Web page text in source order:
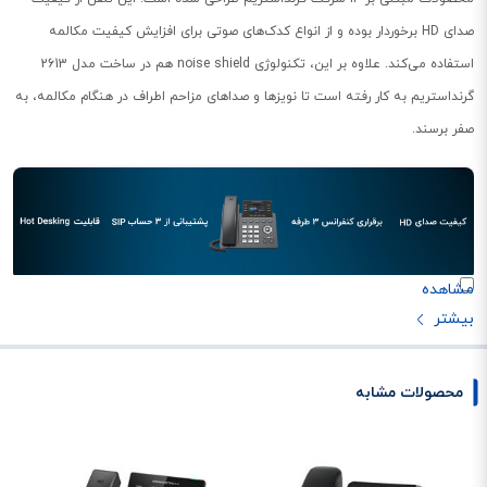
صدای HD برخوردار بوده و از انواع کدک‌های صوتی برای افزایش کیفیت مکالمه
استفاده می‌کند. علاوه بر این، تکنولوژی noise shield هم در ساخت مدل 2613
گرنداستریم به کار رفته است تا نویزها و صداهای مزاحم اطراف در هنگام مکالمه، به
صفر برسند.
GRP2613 در یک نگاه
تلفن گرنداستریم GRP2613 از یک نمایش‌گر 2.8 اینچی برخوردار است که در دو
مدل‌های گرنداستریم، این تلفن هم از کیفیت ساخت بسیار مطلوبی برخوردار است و
با ایده آل گستر همراه باشید تا به صورت تخصصی به بررسی این تلفن حرفه‌ای و
محصولات مشابه